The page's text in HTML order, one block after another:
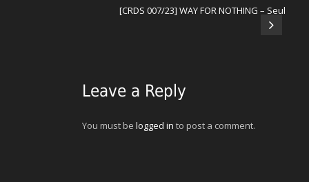
[CRDS 007/23] WAY FOR NOTHING – Seul
Leave a Reply
You must be logged in to post a comment.